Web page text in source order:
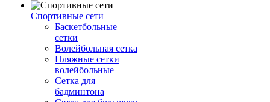
Спортивные сети
Баскетбольные
сетки
Волейбольная сетка
Пляжные сетки
волейбольные
Сетка для
бадминтона